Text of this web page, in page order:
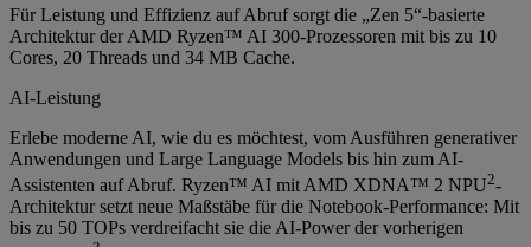
Für Leistung und Effizienz auf Abruf sorgt die „Zen 5“-basierte
Architektur der AMD Ryzen™ AI 300-Prozessoren mit bis zu 10
Cores, 20 Threads und 34 MB Cache.
AI-Leistung
Erlebe moderne AI, wie du es möchtest, vom Ausführen generativer
Anwendungen und Large Language Models bis hin zum AI-
Assistenten auf Abruf. Ryzen™ AI mit AMD XDNA™ 2 NPU2-
Architektur setzt neue Maßstäbe für die Notebook-Performance: Mit
bis zu 50 TOPs verdreifacht sie die AI-Power der vorherigen